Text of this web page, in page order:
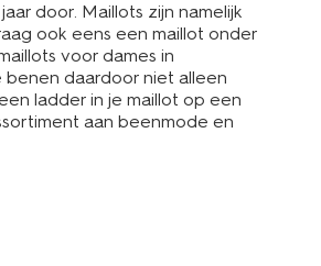
door. Maillots zijn namelijk
ook eens een maillot onder
voor dames in
benen daardoor niet alleen
ladder in je maillot op een
aan beenmode en